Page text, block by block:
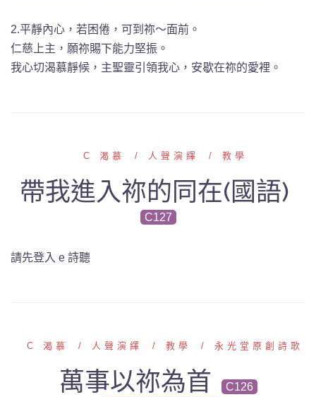
2.平靜內心，若困倦，可到祢～面前。
仁慈上主，願祢賜下能力堅振。
我心切渴慕靜候，主聖靈引領我心，安歇在祢的愛裡。
C 渴慕 人聲演繹 教學
帶我進入祢的同在(國語)
C127
請先登入 e 詩聽
C 渴慕 人聲演繹 教學 永光堂原創詩歌
萬事以祢為首 C126